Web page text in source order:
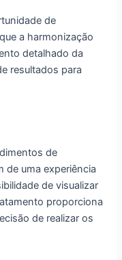
de
a harmonização
detalhado da
resultados para
de
de uma experiência
de visualizar
proporciona
de realizar os